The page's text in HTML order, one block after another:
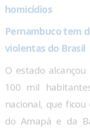
homicídios
Pernambuco tem
violentas do Brasil
O estado
100 mil
nacional, que
do Amapá e da